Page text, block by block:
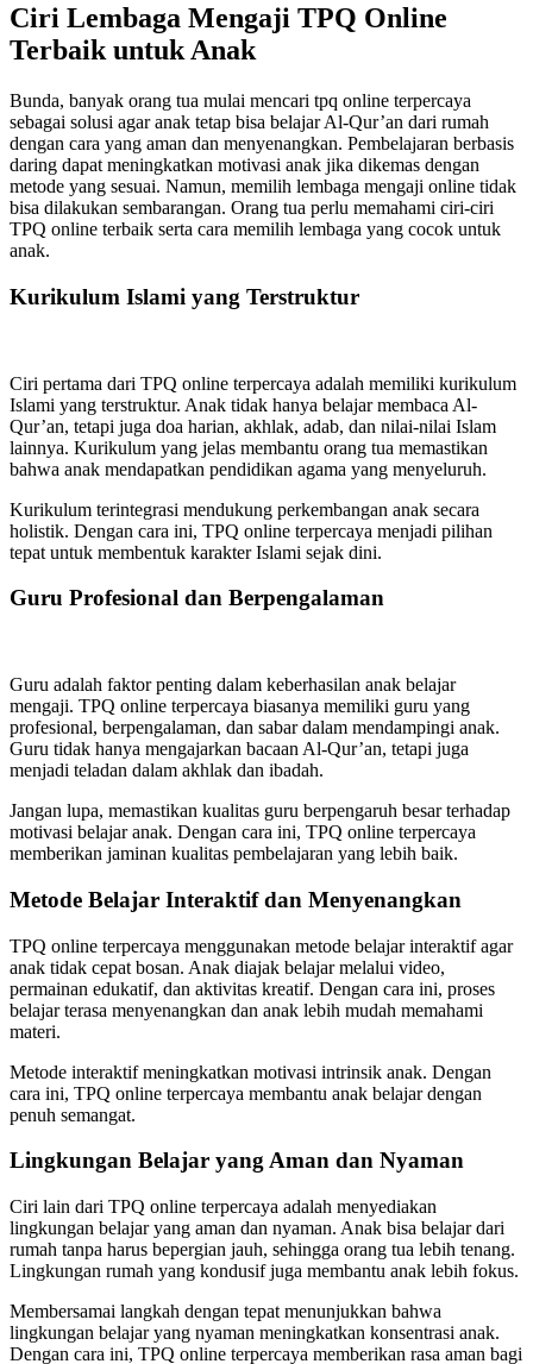
Ciri Lembaga Mengaji TPQ Online
Terbaik untuk Anak
Bunda, banyak orang tua mulai mencari tpq online terpercaya
sebagai solusi agar anak tetap bisa belajar Al-Qur’an dari rumah
dengan cara yang aman dan menyenangkan. Pembelajaran berbasis
daring dapat meningkatkan motivasi anak jika dikemas dengan
metode yang sesuai. Namun, memilih lembaga mengaji online tidak
bisa dilakukan sembarangan. Orang tua perlu memahami ciri-ciri
TPQ online terbaik serta cara memilih lembaga yang cocok untuk
anak.
Kurikulum Islami yang Terstruktur
Ciri pertama dari TPQ online terpercaya adalah memiliki kurikulum
Islami yang terstruktur. Anak tidak hanya belajar membaca Al-
Qur’an, tetapi juga doa harian, akhlak, adab, dan nilai-nilai Islam
lainnya. Kurikulum yang jelas membantu orang tua memastikan
bahwa anak mendapatkan pendidikan agama yang menyeluruh.
Kurikulum terintegrasi mendukung perkembangan anak secara
holistik. Dengan cara ini, TPQ online terpercaya menjadi pilihan
tepat untuk membentuk karakter Islami sejak dini.
Guru Profesional dan Berpengalaman
Guru adalah faktor penting dalam keberhasilan anak belajar
mengaji. TPQ online terpercaya biasanya memiliki guru yang
profesional, berpengalaman, dan sabar dalam mendampingi anak.
Guru tidak hanya mengajarkan bacaan Al-Qur’an, tetapi juga
menjadi teladan dalam akhlak dan ibadah.
Jangan lupa, memastikan kualitas guru berpengaruh besar terhadap
motivasi belajar anak. Dengan cara ini, TPQ online terpercaya
memberikan jaminan kualitas pembelajaran yang lebih baik.
Metode Belajar Interaktif dan Menyenangkan
TPQ online terpercaya menggunakan metode belajar interaktif agar
anak tidak cepat bosan. Anak diajak belajar melalui video,
permainan edukatif, dan aktivitas kreatif. Dengan cara ini, proses
belajar terasa menyenangkan dan anak lebih mudah memahami
materi.
Metode interaktif meningkatkan motivasi intrinsik anak. Dengan
cara ini, TPQ online terpercaya membantu anak belajar dengan
penuh semangat.
Lingkungan Belajar yang Aman dan Nyaman
Ciri lain dari TPQ online terpercaya adalah menyediakan
lingkungan belajar yang aman dan nyaman. Anak bisa belajar dari
rumah tanpa harus bepergian jauh, sehingga orang tua lebih tenang.
Lingkungan rumah yang kondusif juga membantu anak lebih fokus.
Membersamai langkah dengan tepat menunjukkan bahwa
lingkungan belajar yang nyaman meningkatkan konsentrasi anak.
Dengan cara ini, TPQ online terpercaya memberikan rasa aman bagi